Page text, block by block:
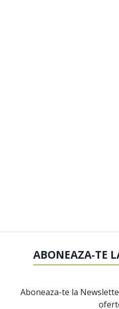
ABONEAZA-TE
Aboneaza-te la